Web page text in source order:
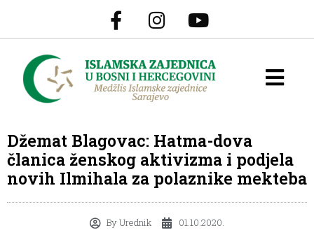
Džemat Blagovac: Hatma-dova
članica ženskog aktivizma i podjela
novih Ilmihala za polaznike mekteba
ByUrednik 01.10.2020.